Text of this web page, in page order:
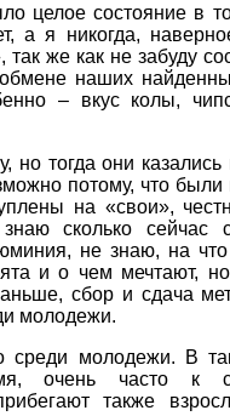
целое состояние в
а я никогда,
так же как не забуду
наших
– вкус колы,
но тогда они казались
потому, что
на «свои»,
сколько сейчас
не знаю, на что
и о чем мечтают,
сбор и сдача
молодежи.
среди молодежи. В
очень часто к
также